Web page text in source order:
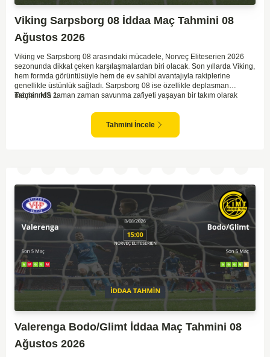
Viking Sarpsborg 08 İddaa Maç Tahmini 08
Ağustos 2026
Viking ve Sarpsborg 08 arasındaki mücadele, Norveç Eliteserien 2026
sezonunda dikkat çeken karşılaşmalardan biri olacak. Son yıllarda Viking,
hem formda görüntüsüyle hem de ev sahibi avantajıyla rakiplerine
genellikle üstünlük sağladı. Sarpsborg 08 ise özellikle deplasman
maçlarında zaman zaman savunma zafiyeti yaşayan bir takım olarak
yapıyor. Sarpsborg'un ise sürpriz yapabilme potansiyeli olsa da,
genellikle güçlü rakipler karşısında tutunmakta zorlandıkları biliniyor. Bu
doğrultuda, Viking'in galibiyete yakın olabileceği bir maç beklenebilir.
Tahmin MS 1
Tahmini İncele
Valerenga Bodo/Glimt İddaa Maç Tahmini 08
Ağustos 2026